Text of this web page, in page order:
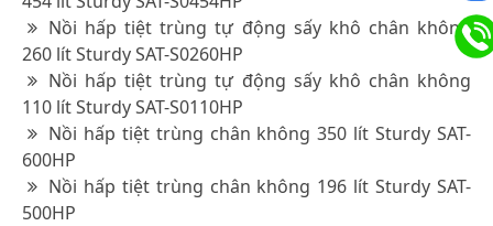
Nồi hấp tiệt trùng tự động sấy khô chân không
260 lít Sturdy SAT-S0260HP
Nồi hấp tiệt trùng tự động sấy khô chân không
110 lít Sturdy SAT-S0110HP
Nồi hấp tiệt trùng chân không 350 lít Sturdy SAT-
600HP
Nồi hấp tiệt trùng chân không 196 lít Sturdy SAT-
500HP